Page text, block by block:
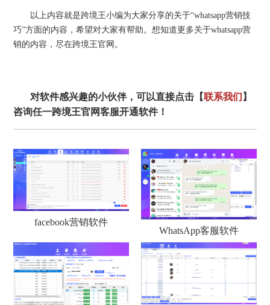
以上内容就是跨境王小编为大家分享的关于“whatsapp营销技
巧”方面的内容，希望对大家有帮助。想知道更多关于whatsapp营
销的内容，尽在跨境王官网。
对软件感兴趣的小伙伴，可以直接点击【联系我们 】
咨询任一跨境王官网客服开通软件！
facebook营销软件
WhatsApp客服软件